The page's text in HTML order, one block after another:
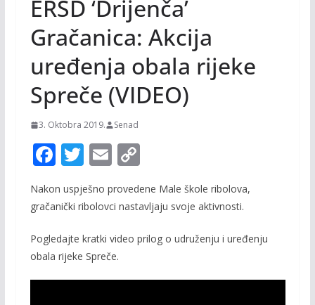
ERSD ‘Drijenča’
Gračanica: Akcija
uređenja obala rijeke
Spreče (VIDEO)
3. Oktobra 2019. Senad
F
e
o
o
k
T
w
itt
E
ai
C
p
y
Li
k
Nakon uspješno provedene Male škole ribolova,
gračanički ribolovci nastavljaju svoje aktivnosti.
Pogledajte kratki video prilog o udruženju i uređenju
obala rijeke Spreče.